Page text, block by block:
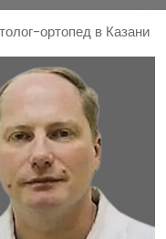
ортопед в Казани